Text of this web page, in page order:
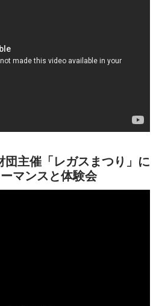
主催「レガスまつり」に
マンスと体験会